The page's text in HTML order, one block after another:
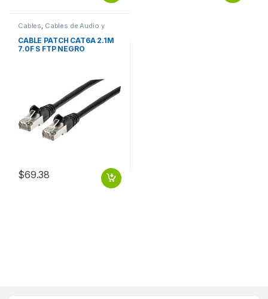
Cables Cables de Audio y
CABLE PATCH CAT6A 2.1M
7.0F S FTP NEGRO
$69.38